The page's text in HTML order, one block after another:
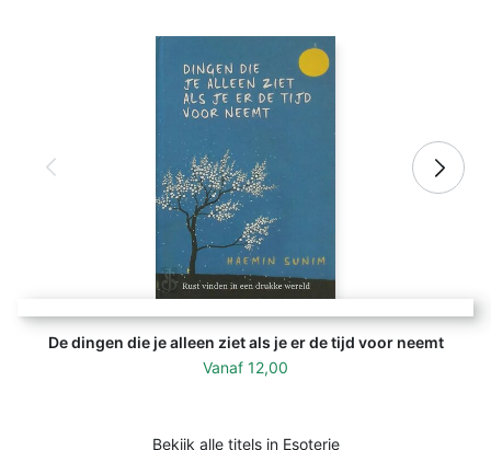
De dingen die je alleen ziet als je er de tijd voor neemt
Vanaf 12,00
Bekijk alle titels in Esoterie